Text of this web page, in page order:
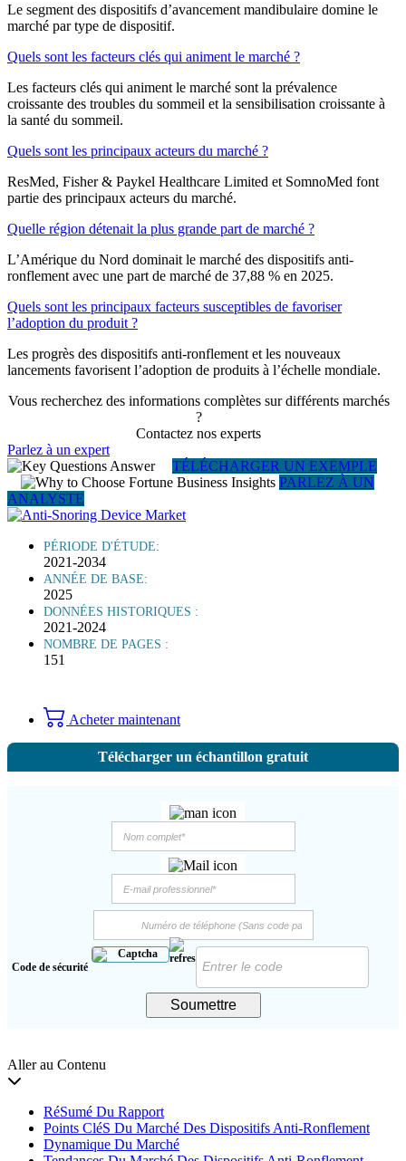
Le segment des dispositifs d’avancement mandibulaire domine le
marché par type de dispositif.
Quels sont les facteurs clés qui animent le marché ?
Les facteurs clés qui animent le marché sont la prévalence
croissante des troubles du sommeil et la sensibilisation croissante à
la santé du sommeil.
Quels sont les principaux acteurs du marché ?
ResMed, Fisher & Paykel Healthcare Limited et SomnoMed font
partie des principaux acteurs du marché.
Quelle région détenait la plus grande part de marché ?
L’Amérique du Nord dominait le marché des dispositifs anti-
ronflement avec une part de marché de 37,88 % en 2025.
Quels sont les principaux facteurs susceptibles de favoriser
l’adoption du produit ?
Les progrès des dispositifs anti-ronflement et les nouveaux
lancements favorisent l’adoption de produits à l’échelle mondiale.
Vous recherchez des informations complètes sur différents marchés
?
Contactez nos experts
Parlez à un expert
TÉLÉCHARGER UN EXEMPLE
PARLEZ À UN
ANALYSTE
PÉRIODE D'ÉTUDE:
2021-2034
ANNÉE DE BASE:
2025
DONNÉES HISTORIQUES :
2021-2024
NOMBRE DE PAGES :
151
Acheter maintenant
Télécharger un échantillon gratuit
Code de sécurité
Soumettre
Aller au Contenu
RéSumé Du Rapport
Points CléS Du Marché Des Dispositifs Anti-Ronflement
Dynamique Du Marché